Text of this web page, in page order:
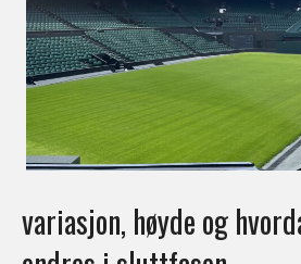
variasjon, høyde og